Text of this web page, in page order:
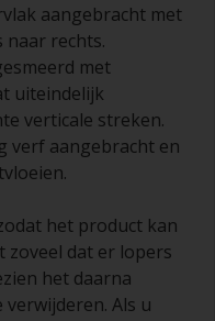
aangebracht met
naar rechts.
met
uiteindelijk
verticale streken.
verf aangebracht en
het product kan
zoveel dat er lopers
het daarna
Als u